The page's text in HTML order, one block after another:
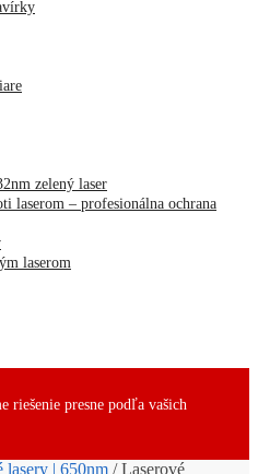
zelený laser
laserom – profesionálna ochrana
laserom
riešenie presne podľa vašich
lasery | 650nm /Laserové